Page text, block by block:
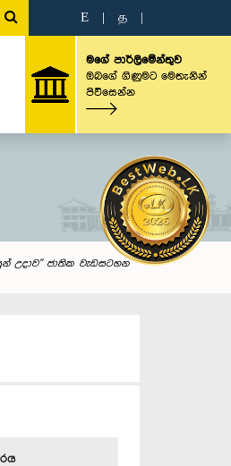
E த
මගේ පාර්ලිමේන්තුව
ඔබගේ ගිණුමට මෙතැනින්
පිවිසෙන්න
උදාව'' ජාතික වැඩසටහන